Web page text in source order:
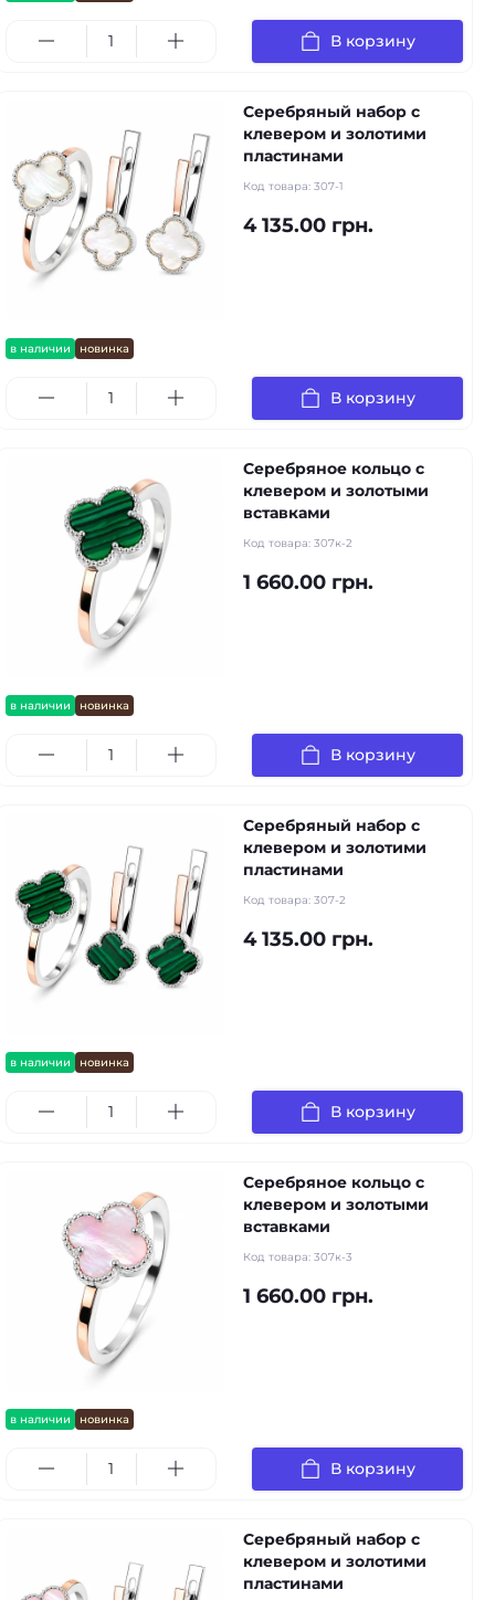
В корзину
в наличии новинка
Серебряный набор с
клевером и золотими
пластинами
Код товара: 307-1
4 135.00 грн.
В корзину
в наличии новинка
Серебряное кольцо с
клевером и золотыми
вставками
Код товара: 307к-2
1 660.00 грн.
В корзину
в наличии новинка
Серебряный набор с
клевером и золотими
пластинами
Код товара: 307-2
4 135.00 грн.
В корзину
в наличии новинка
Серебряное кольцо с
клевером и золотыми
вставками
Код товара: 307к-3
1 660.00 грн.
В корзину
Серебряный набор с
клевером и золотими
пластинами